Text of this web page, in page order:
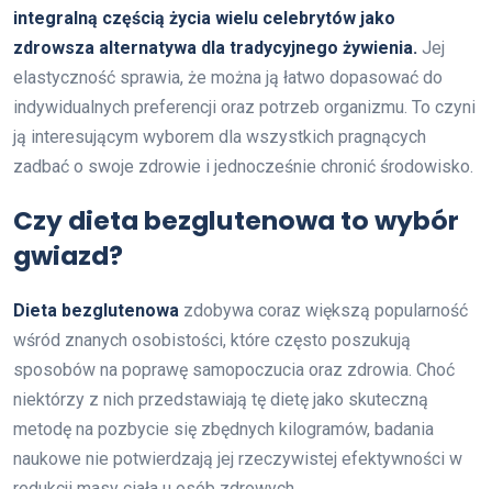
integralną częścią życia wielu celebrytów jako
zdrowsza alternatywa dla tradycyjnego żywienia. Jej
elastyczność sprawia, że można ją łatwo dopasować do
indywidualnych preferencji oraz potrzeb organizmu. To czyni
ją interesującym wyborem dla wszystkich pragnących
zadbać o swoje zdrowie i jednocześnie chronić środowisko.
Czy dieta bezglutenowa to wybór
gwiazd?
Dieta bezglutenowa zdobywa coraz większą popularność
wśród znanych osobistości, które często poszukują
sposobów na poprawę samopoczucia oraz zdrowia. Choć
niektórzy z nich przedstawiają tę dietę jako skuteczną
metodę na pozbycie się zbędnych kilogramów, badania
naukowe nie potwierdzają jej rzeczywistej efektywności w